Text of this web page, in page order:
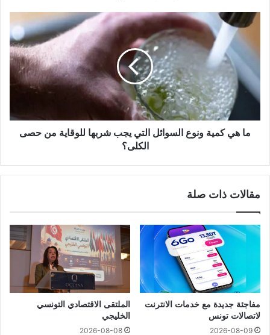
ما هي كمية ونوع السوائل التي يجب شربها للوقاية من حصى
الكلى؟
مقالات ذات صلة
مفاجئة جديدة مع خدمات الانترنت
لاتصالات تونس
2026-08-09
الملتقى الاقتصادي التونسي
الخليجي
2026-08-08